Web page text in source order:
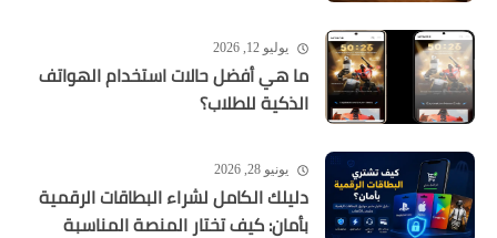
يوليو 12, 2026
ما هي أفضل حالات استخدام الهواتف
الذكية للطلاب؟
يونيو 28, 2026
دليلك الكامل لشراء البطاقات الرقمية
بأمان: كيف تختار المنصة المناسبة